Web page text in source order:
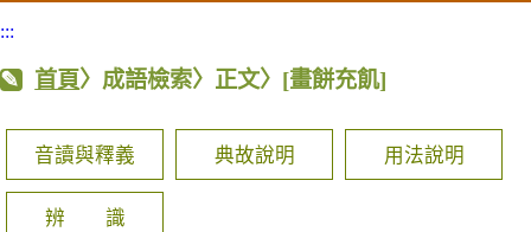
:::
首頁〉成語檢索〉正文〉 [畫餅充飢]
音讀與釋義 典故說明 用法說明
辨 識